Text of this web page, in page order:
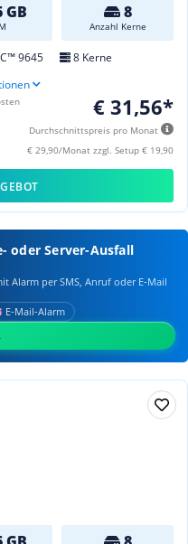
GB 8
Anzahl Kerne
9645
8 Kerne
€ 31,56*
Durchschnittspreis pro Monat
€ 29,90/Monat zzgl. Setup € 19,90
oder Server-Ausfall
Alarm per SMS, Anruf oder E‑Mail
E‑Mail‑Alarm